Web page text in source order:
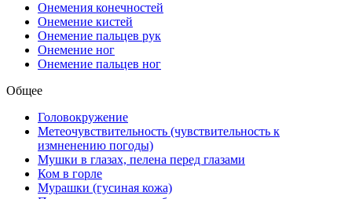
Онемения конечностей
Онемение кистей
Онемение пальцев рук
Онемение ног
Онемение пальцев ног
Общее
Головокружение
Метеочувствительность (чувствительность к
измненению погоды)
Мушки в глазах, пелена перед глазами
Ком в горле
Мурашки (гусиная кожа)